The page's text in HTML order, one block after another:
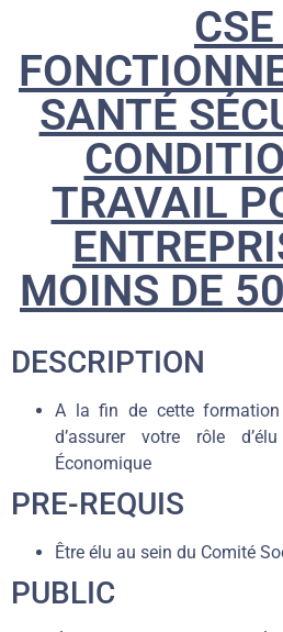
SANTÉ
TRAVAIL
MOINS DE
DESCRIPTION
A la fin de cette
d’assurer votre rôle
Économique
PRE-REQUIS
Être élu au sein du Comité
PUBLIC